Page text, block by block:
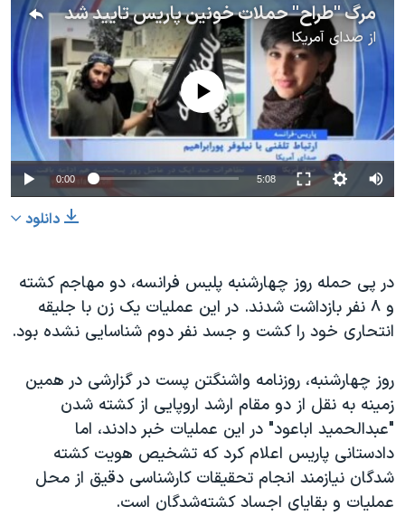
مرگ "طراح" حملات خونین پاریس تایید شد
از صدای آمریکا
No media source currently available
0:00 5:08
دانلود
در پی حمله روز چهارشنبه پلیس فرانسه، دو مهاجم کشته
و ۸ نفر بازداشت شدند. در این عملیات یک زن با جلیقه
انتحاری خود را کشت و جسد نفر دوم شناسایی نشده بود.
روز چهارشنبه، روزنامه واشنگتن پست در گزارشی در همین
زمینه به نقل از دو مقام ارشد اروپایی از کشته شدن
"عبدالحمید اباعود" در این عملیات خبر دادند، اما
دادستانی پاریس اعلام کرد که تشخیص هویت کشته
شدگان نیازمند انجام تحقیقات کارشناسی دقیق‌ از محل
عملیات و بقایای اجساد کشته‌شدگان است.